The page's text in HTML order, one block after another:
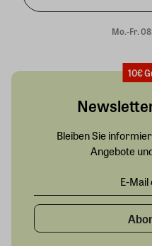
Mo.-Fr.
10€
Bleiben Sie
Angebote